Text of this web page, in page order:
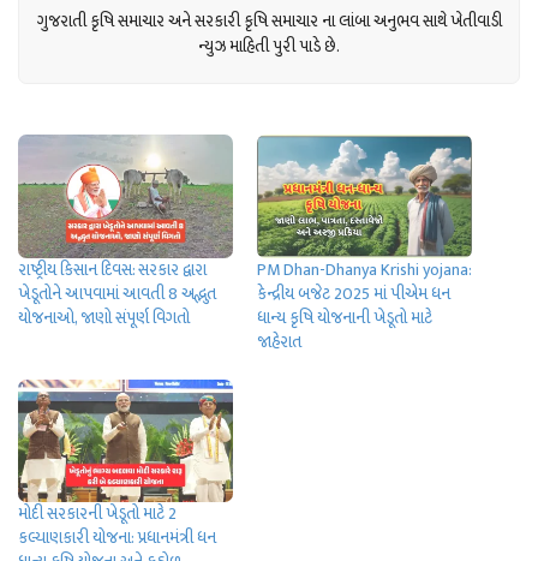
ગુજરાતી કૃષિ સમાચાર અને સરકારી કૃષિ સમાચાર ના લાંબા અનુભવ સાથે ખેતીવાડી
ન્યુઝ માહિતી પુરી પાડે છે.
રાષ્ટ્રીય કિસાન દિવસ: સરકાર દ્વારા
ખેડૂતોને આપવામાં આવતી 8 અદ્ભુત
યોજનાઓ, જાણો સંપૂર્ણ વિગતો
PM Dhan-Dhanya Krishi yojana:
કેન્દ્રીય બજેટ 2025 માં પીએમ ધન
ધાન્ય કૃષિ યોજનાની ખેડૂતો માટે
જાહેરાત
મોદી સરકારની ખેડૂતો માટે 2
કલ્યાણકારી યોજના: પ્રધાનમંત્રી ધન